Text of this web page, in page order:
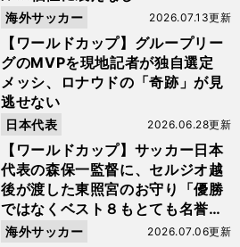
【ワールドカップ】グループリー
グのMVPを現地記者が独自選定
メッシ、ロナウドの「奇跡」が見
逃せない
2026.07.13更新
海外サッカー
【ワールドカップ】サッカー日本
代表の森保一監督に、セルジオ越
後が渡した東照宮のお守り「優勝
ではなくベスト８もとても名誉な
こと」
2026.06.28更新
日本代表
2026.07.06更新
海外サッカー